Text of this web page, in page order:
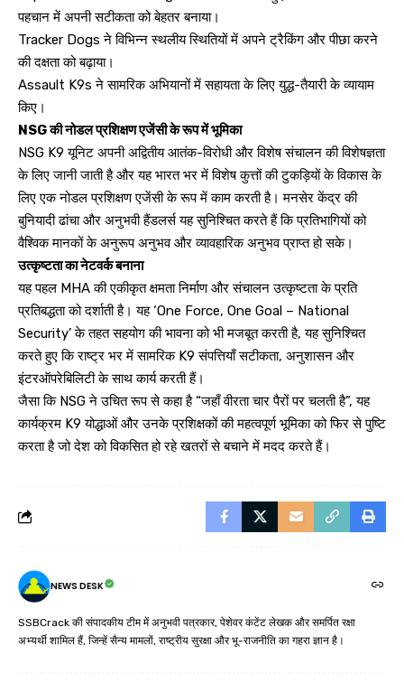
पहचान में अपनी सटीकता को बेहतर बनाया।
Tracker Dogs ने विभिन्न स्थलीय स्थितियों में अपने ट्रैकिंग और पीछा करने
की दक्षता को बढ़ाया।
Assault K9s ने सामरिक अभियानों में सहायता के लिए युद्ध-तैयारी के व्यायाम
किए।
NSG की नोडल प्रशिक्षण एजेंसी के रूप में भूमिका
NSG K9 यूनिट अपनी अद्वितीय आतंक-विरोधी और विशेष संचालन की विशेषज्ञता
के लिए जानी जाती है और यह भारत भर में विशेष कुत्तों की टुकड़ियों के विकास के
लिए एक नोडल प्रशिक्षण एजेंसी के रूप में काम करती है। मनसेर केंद्र की
बुनियादी ढांचा और अनुभवी हैंडलर्स यह सुनिश्चित करते हैं कि प्रतिभागियों को
वैश्विक मानकों के अनुरूप अनुभव और व्यावहारिक अनुभव प्राप्त हो सके।
उत्कृष्टता का नेटवर्क बनाना
यह पहल MHA की एकीकृत क्षमता निर्माण और संचालन उत्कृष्टता के प्रति
प्रतिबद्धता को दर्शाती है। यह ‘One Force, One Goal – National
Security’ के तहत सहयोग की भावना को भी मजबूत करती है, यह सुनिश्चित
करते हुए कि राष्ट्र भर में सामरिक K9 संपत्तियाँ सटीकता, अनुशासन और
इंटरऑपरेबिलिटी के साथ कार्य करती हैं।
जैसा कि NSG ने उचित रूप से कहा है “जहाँ वीरता चार पैरों पर चलती है”, यह
कार्यक्रम K9 योद्धाओं और उनके प्रशिक्षकों की महत्वपूर्ण भूमिका को फिर से पुष्टि
करता है जो देश को विकसित हो रहे खतरों से बचाने में मदद करते हैं।
NEWS DESK
SSBCrack की संपादकीय टीम में अनुभवी पत्रकार, पेशेवर कंटेंट लेखक और समर्पित रक्षा
अभ्यर्थी शामिल हैं, जिन्हें सैन्य मामलों, राष्ट्रीय सुरक्षा और भू-राजनीति का गहरा ज्ञान है।